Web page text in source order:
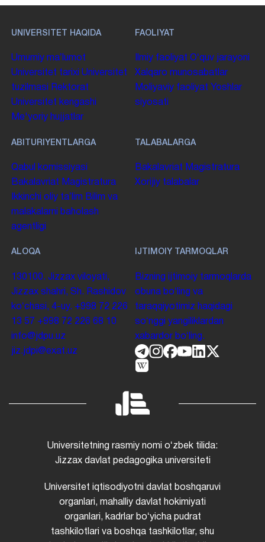
UNIVERSITET HAQIDA
Umumiy maʼlumot
Universitet tarixi Universitet
tuzilmasi
Rektorat
Universitet kengashi
Me'yoriy hujjatlar
FAOLIYAT
Ilmiy faoliyat Oʻquv jarayoni
Xalqaro munosabatlar
Moliyaviy faoliyat Yoshlar
siyosati
ABITURIYENTLARGA
Qabul komissiyasi
Bakalavriat Magistratura
Ikkinchi oliy taʼlim Bilim va
malakalarni baholash
agentligi
TALABALARGA
Bakalavriat Magistratura
Xorijiy talabalar
ALOQA
130100. Jizzax viloyati,
Jizzax shahri, Sh. Rashidov
koʻchasi, 4-uy. +998 72 226
13 57 +998 72 226 68 10
info@jdpu.uz
jiz.jdpi@exat.uz
IJTIMOIY TARMOQLAR
Bizning ijtimoiy tarmoqlarda
obuna boʻling va
taraqqiyotimiz haqidagi
soʻnggi yangiliklardan
xabardor boʻling.
Universitetning rasmiy nomi oʻzbek tilida:
Jizzax davlat pedagogika universiteti
Universitet iqtisodiyotni davlat boshqaruvi
organlari, mahalliy davlat hokimiyati
organlari, kadrlar boʻyicha pudrat
tashkilotlari va boshqa tashkilotlar, shu